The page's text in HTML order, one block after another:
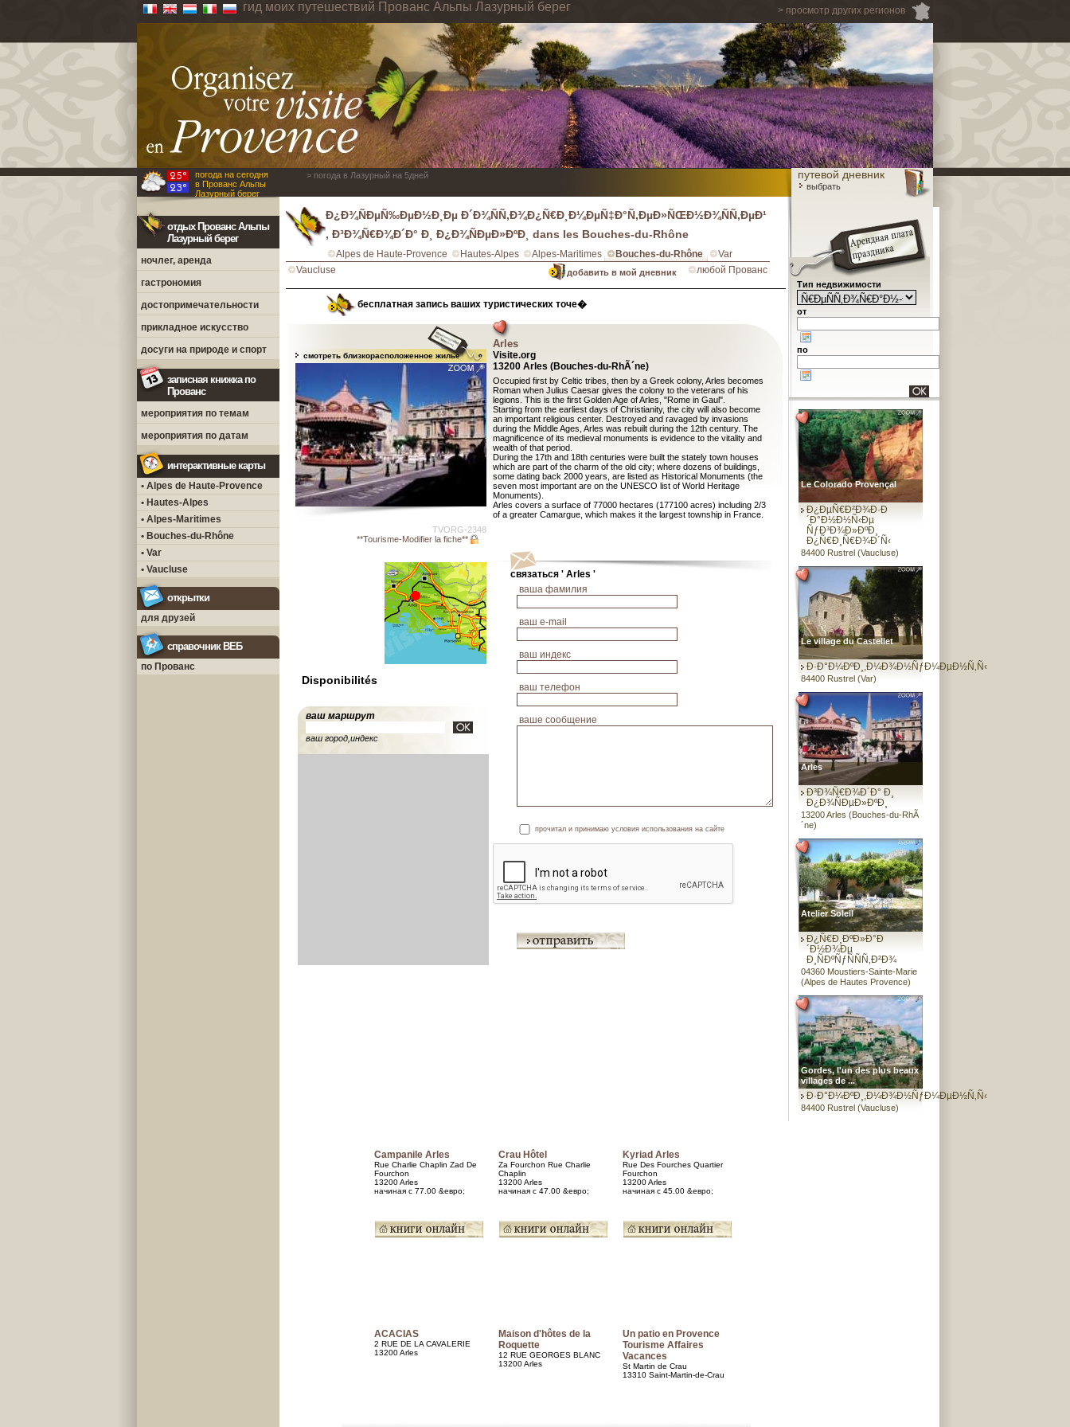
> просмотр других регионов
гид моих путешествий Прованс Альпы Лазурный берег
погода на сегодня
в Прованс Альпы
Лазурный берег
> погода в Лазурный на 5дней путевой дневник
выбрать
отдых Прованс Альпы
Лазурный берег
ночлег, аренда
гастрономия
достопримечательности
прикладное искусство
досуги на природе и спорт
записная книжка по
Прованс
мероприятия по темам
мероприятия по датам
интерактивные карты
• Alpes de Haute-Provence
• Hautes-Alpes
• Alpes-Maritimes
• Bouches-du-Rhône
• Var
• Vaucluse
открытки
для друзей
справочник ВЕБ
по Прованс
Ð¿Ð¾ÑÐµÑ‰ÐµÐ½Ð¸Ðµ Ð´Ð¾ÑÑ‚Ð¾Ð¿Ñ€Ð¸Ð¼ÐµÑ‡Ð°Ñ‚ÐµÐ»ÑŒÐ½Ð¾ÑÑ‚ÐµÐ¹
, Ð³Ð¾Ñ€Ð¾Ð´Ð° Ð¸ Ð¿Ð¾ÑÐµÐ»ÐºÐ¸ dans les Bouches-du-Rhône
Alpes de Haute-Provence Hautes-Alpes Alpes-Maritimes Bouches-du-Rhône
Var
Vaucluse
любой Прованс
добавить в мой дневник
бесплатная запись ваших туристических точе�
смотреть близкорасположенное жилье
TVORG-2348
**Tourisme-Modifier la fiche**
Disponibilités
ваш маршрут
ваш город,индекс
Arles
Visite.org
13200 Arles (Bouches-du-RhÃ´ne)
Occupied first by Celtic tribes, then by a Greek colony, Arles becomes
Roman when Julius Caesar gives the colony to the veterans of his
legions. This is the first Golden Age of Arles, "Rome in Gaul".
Starting from the earliest days of Christianity, the city will also become
an important religious center. Destroyed and ravaged by invasions
during the Middle Ages, Arles was rebuilt during the 12th century. The
magnificence of its medieval monuments is evidence to the vitality and
wealth of that period.
During the 17th and 18th centuries were built the stately town houses
which are part of the charm of the old city; where dozens of buildings,
some dating back 2000 years, are listed as Historical Monuments (the
seven most important are on the UNESCO list of World Heritage
Monuments).
Arles covers a surface of 77000 hectares (177100 acres) including 2/3
of a greater Camargue, which makes it the largest township in France.
связаться ' Arles '
ваша фамилия
ваш е-mail
ваш индекс
ваш телефон
ваше сообщение
прочитал и принимаю условия использования на сайте
Campanile Arles
Rue Charlie Chaplin Zad De
Fourchon
13200 Arles
начиная с 77.00 &евро;
Crau Hôtel
Za Fourchon Rue Charlie
Chaplin
13200 Arles
начиная с 47.00 &евро;
Kyriad Arles
Rue Des Fourches Quartier
Fourchon
13200 Arles
начиная с 45.00 &евро;
ACACIAS
2 RUE DE LA CAVALERIE
13200 Arles
Maison d'hôtes de la
Roquette
12 RUE GEORGES BLANC
13200 Arles
Un patio en Provence
Tourisme Affaires
Vacances
St Martin de Crau
13310 Saint-Martin-de-Crau
Тип недвижимости
от
по
Le Colorado Provençal
Ð¿ÐµÑ€Ð²Ð¾Ð·Ð
´Ð°Ð½Ð½Ñ‹Ðµ
ÑƒÐ³Ð¾Ð»ÐºÐ¸
Ð¿Ñ€Ð¸Ñ€Ð¾Ð´Ñ‹
84400 Rustrel (Vaucluse)
Le village du Castellet
Ð·Ð°Ð¼ÐºÐ¸,Ð¼Ð¾Ð½ÑƒÐ¼ÐµÐ½Ñ‚Ñ‹
84400 Rustrel (Var)
Arles
Ð³Ð¾Ñ€Ð¾Ð´Ð° Ð¸
Ð¿Ð¾ÑÐµÐ»ÐºÐ¸
13200 Arles (Bouches-du-RhÃ
´ne)
Atelier Soleil
Ð¿Ñ€Ð¸ÐºÐ»Ð°Ð
´Ð½Ð¾Ðµ
Ð¸ÑÐºÑƒÑÑÑ‚Ð²Ð¾
04360 Moustiers-Sainte-Marie
(Alpes de Hautes Provence)
Gordes, l'un des plus beaux
villages de ...
Ð·Ð°Ð¼ÐºÐ¸,Ð¼Ð¾Ð½ÑƒÐ¼ÐµÐ½Ñ‚Ñ‹
84400 Rustrel (Vaucluse)